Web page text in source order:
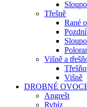
Třešně
Rané
Višně a
Višně
DROBNÉ
Angrešt
Rybíz